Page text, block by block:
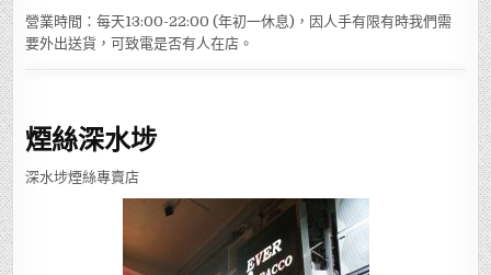
營業時間：每天13:00-22:00 (年初一休息)，因人手有限有時我們需
要外出送貨，可致電是否有人在店。
煙絲深水埗
深水埗煙絲專賣店